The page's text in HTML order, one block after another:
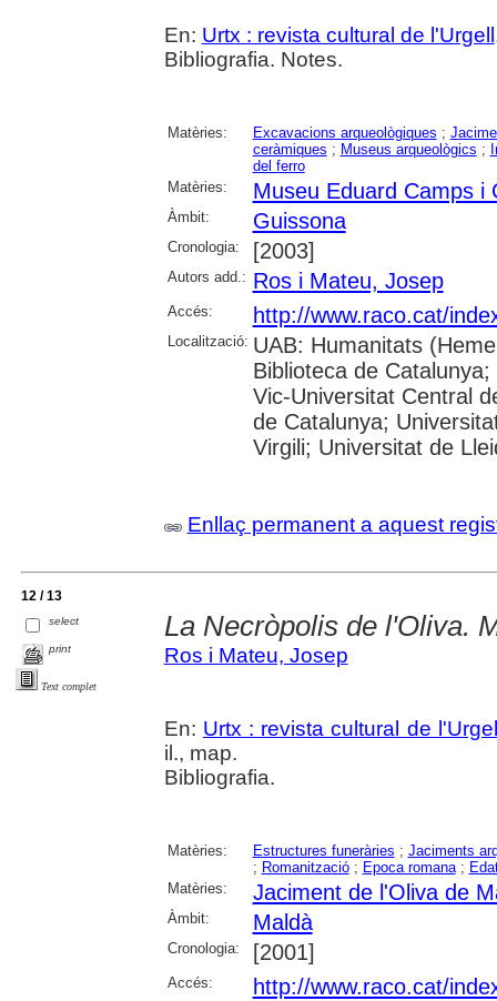
En: Urtx : revista cultural de l'Urgell
Bibliografia. Notes.
Matèries: Excavacions arqueològiques ;
ceràmiques ; Museus arqueològics ;
del ferro
Matèries:
Museu Eduard Camps i
Àmbit: Guissona
Cronologia: [2003]
Autors add.: Ros i Mateu, Josep
Accés: http://www.raco.cat/
Localització: UAB: Humanitats
Biblioteca de
Vic-Universitat Central
de Catalunya;
Virgili; Universitat de
Enllaç permanent a aquest
12 / 13
select
print
Text complet
La Necròpolis de l'Oliva.
Ros i Mateu, Josep
En: Urtx : revista cultural de
il., map.
Bibliografia.
Matèries: Estructures funeràries ; Jaciments
; Romanització; Epoca romana;
Matèries:
Jaciment de l'Oliva de
Àmbit: Maldà
Cronologia: [2001]
Accés: http://www.raco.cat/